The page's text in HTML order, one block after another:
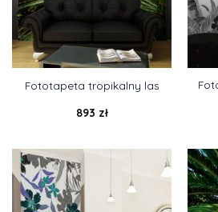
Fototapeta tropikalny las
893 zł